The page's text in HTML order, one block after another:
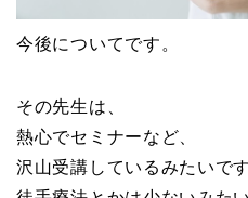
今後についてです。
その先生は、
熱心でセミナーなど、
沢山受講しているみたいです